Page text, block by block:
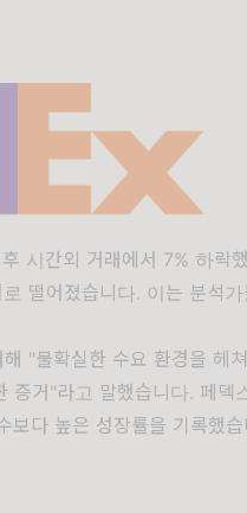
시간외 거래에서 7% 하락
떨어졌습니다. 이는 분석가
"불확실한 수요 환경을 헤
거"라고 말했습니다. 페덱
다 높은 성장률을 기록했습